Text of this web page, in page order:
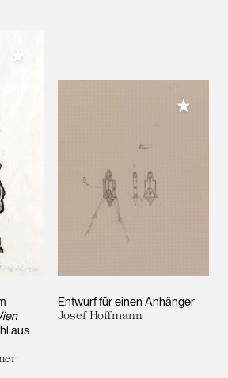
aus
Meiner Sammlung hinzufügen
Entwurf für einen Anhänger
Josef Hoffmann
Meiner